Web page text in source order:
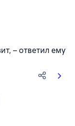
619 оценок
– ответил ему